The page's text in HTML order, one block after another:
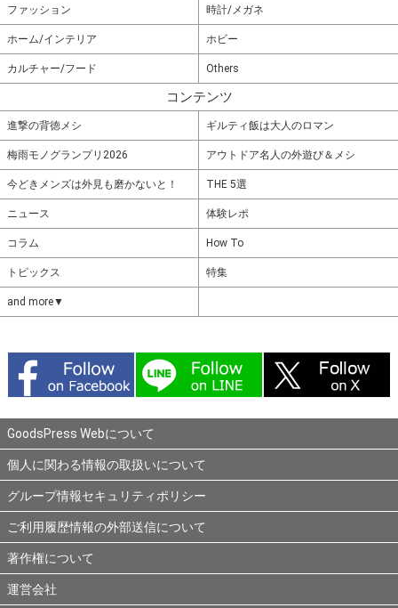
ファッション 時計/メガネ
ホーム/インテリア ホビー
カルチャー/フード Others
コンテンツ
進撃の背徳メシ ギルティ飯は大人のロマン
梅雨モノグランプリ2026 アウトドア名人の外遊び＆メシ
今どきメンズは外見も磨かないと！ THE 5選
ニュース 体験レポ
コラム How To
トピックス 特集
and more▼
GoodsPress Webについて
個人に関わる情報の取扱いについて
グループ情報セキュリティポリシー
ご利用履歴情報の外部送信について
著作権について
運営会社